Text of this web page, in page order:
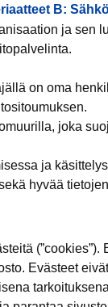
B:
ja sen
on oma
joka
ja
hyvää
Evästeet